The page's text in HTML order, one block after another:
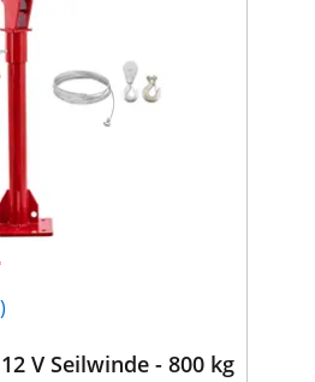
V Seilwinde - 800 kg